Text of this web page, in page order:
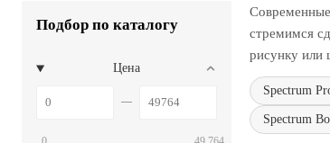
Подбор по каталогу
Цена
стремимся
рисунку или
Spectrum
Spectrum